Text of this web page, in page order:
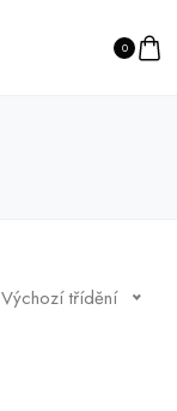
0
Výchozí třídění